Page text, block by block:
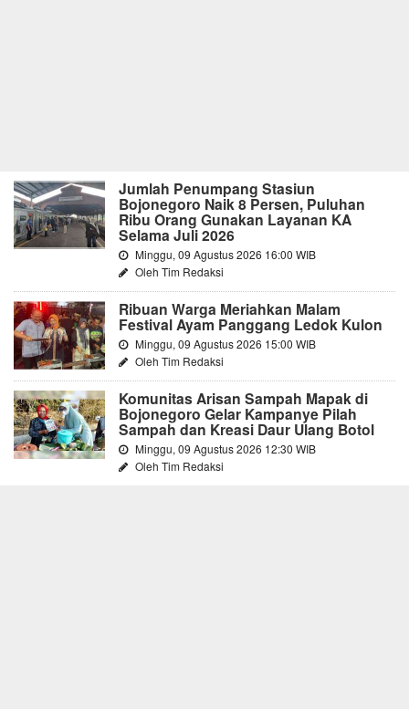
Jumlah Penumpang Stasiun
Bojonegoro Naik 8 Persen, Puluhan
Ribu Orang Gunakan Layanan KA
Selama Juli 2026
Minggu, 09 Agustus 2026 16:00 WIB
Oleh Tim Redaksi
Ribuan Warga Meriahkan Malam
Festival Ayam Panggang Ledok Kulon
Minggu, 09 Agustus 2026 15:00 WIB
Oleh Tim Redaksi
Komunitas Arisan Sampah Mapak di
Bojonegoro Gelar Kampanye Pilah
Sampah dan Kreasi Daur Ulang Botol
Minggu, 09 Agustus 2026 12:30 WIB
Oleh Tim Redaksi